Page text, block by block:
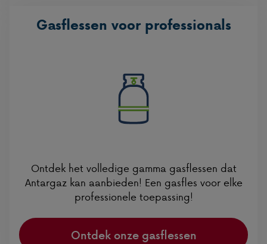
Gasflessen voor professionals
Ontdek het volledige gamma gasflessen dat
Antargaz kan aanbieden! Een gasfles voor elke
professionele toepassing!
Ontdek onze gasflessen